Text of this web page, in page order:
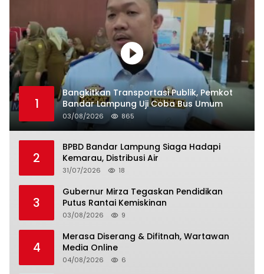
1
Bangkitkan Transportasi Publik, Pemkot
Bandar Lampung Uji Coba Bus Umum
03/08/2026 865
2
BPBD Bandar Lampung Siaga Hadapi
Kemarau, Distribusi Air
31/07/2026 18
3
Gubernur Mirza Tegaskan Pendidikan
Putus Rantai Kemiskinan
03/08/2026 9
4
Merasa Diserang & Difitnah, Wartawan
Media Online
04/08/2026 6